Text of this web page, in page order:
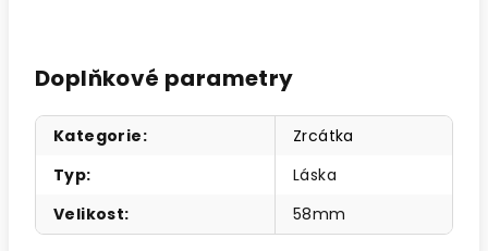
Doplňkové parametry
Kategorie:
Zrcátka
Typ:
Láska
Velikost: 58mm